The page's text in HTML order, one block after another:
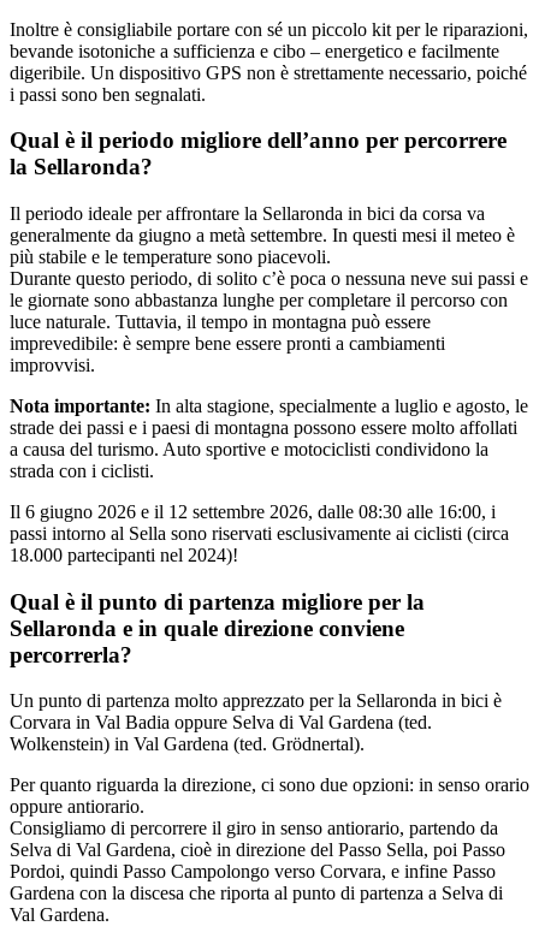
Inoltre è consigliabile portare con sé un piccolo kit per le riparazioni,
bevande isotoniche a sufficienza e cibo – energetico e facilmente
digeribile. Un dispositivo GPS non è strettamente necessario, poiché
i passi sono ben segnalati.
Qual è il periodo migliore dell’anno per percorrere
la Sellaronda?
Il periodo ideale per affrontare la Sellaronda in bici da corsa va
generalmente da giugno a metà settembre. In questi mesi il meteo è
più stabile e le temperature sono piacevoli.
Durante questo periodo, di solito c’è poca o nessuna neve sui passi e
le giornate sono abbastanza lunghe per completare il percorso con
luce naturale. Tuttavia, il tempo in montagna può essere
imprevedibile: è sempre bene essere pronti a cambiamenti
improvvisi.
Nota importante: In alta stagione, specialmente a luglio e agosto, le
strade dei passi e i paesi di montagna possono essere molto affollati
a causa del turismo. Auto sportive e motociclisti condividono la
strada con i ciclisti.
Il 6 giugno 2026 e il 12 settembre 2026, dalle 08:30 alle 16:00, i
passi intorno al Sella sono riservati esclusivamente ai ciclisti (circa
18.000 partecipanti nel 2024)!
Qual è il punto di partenza migliore per la
Sellaronda e in quale direzione conviene
percorrerla?
Un punto di partenza molto apprezzato per la Sellaronda in bici è
Corvara in Val Badia oppure Selva di Val Gardena (ted.
Wolkenstein) in Val Gardena (ted. Grödnertal).
Per quanto riguarda la direzione, ci sono due opzioni: in senso orario
oppure antiorario.
Consigliamo di percorrere il giro in senso antiorario, partendo da
Selva di Val Gardena, cioè in direzione del Passo Sella, poi Passo
Pordoi, quindi Passo Campolongo verso Corvara, e infine Passo
Gardena con la discesa che riporta al punto di partenza a Selva di
Val Gardena.